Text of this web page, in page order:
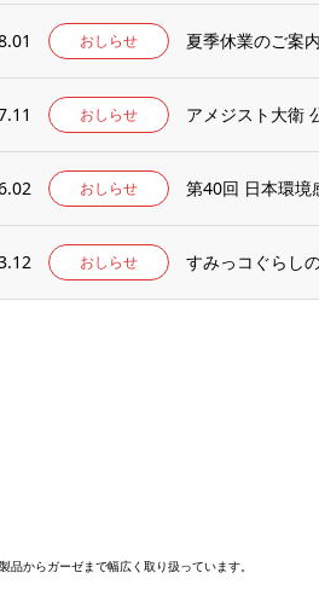
おしらせ 夏季休業のご案内
おしらせ アメジスト大衛
おしらせ 第40回 日本環境
おしらせ すみっコぐらし
からガーゼまで幅広く取り扱っています。